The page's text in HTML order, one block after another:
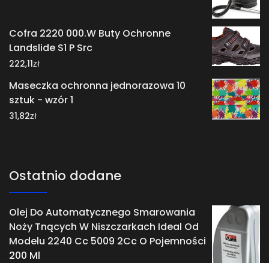
Cofra 2220 000.W Buty Ochronne
Landslide S1 P Src
222,11zł
Maseczka ochronna jednorazowa 10
sztuk - wzór 1
31,82zł
Ostatnio dodane
Olej Do Automatycznego Smarowania
Noży Tnących W Niszczarkach Ideal Od
Modelu 2240 Cc 5009 2Cc O Pojemności
200 Ml